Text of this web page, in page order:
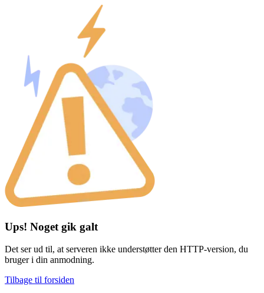
Ups! Noget gik galt
Det ser ud til, at serveren ikke understøtter den HTTP-version, du
bruger i din anmodning.
Tilbage til forsiden